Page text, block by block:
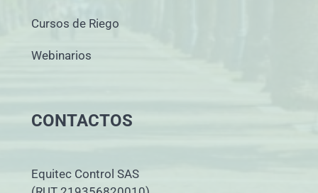
Cursos de Riego
Webinarios
CONTACTOS
Equitec Control SAS